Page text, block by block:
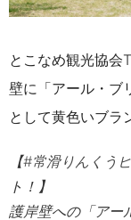
とこなめ観光協会
壁に「アール・ブ
として黄色いブラ
【#常滑りんくう
ト！】
護岸壁への「アー